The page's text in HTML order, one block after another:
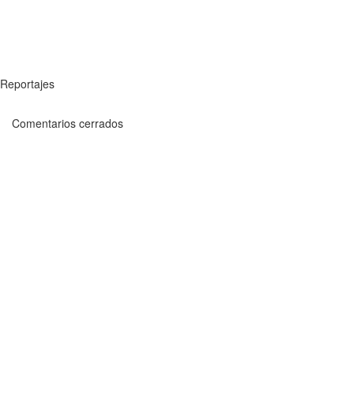
Reportajes
Comentarios cerrados